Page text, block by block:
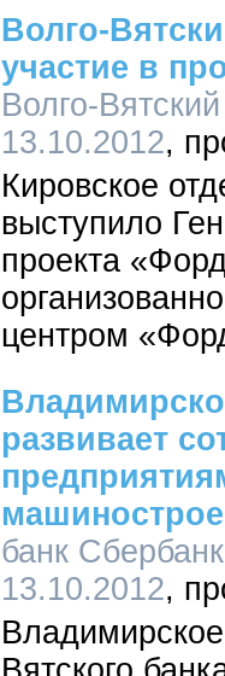
Волго-
участие в
Волго-
13.10.2012
Кировское
выступило
проекта
центром
развивает
банк
13.10.2012